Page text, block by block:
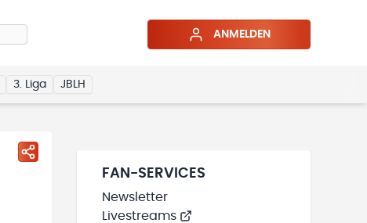
ANMELDEN
3. Liga JBLH
FAN-SERVICES
Newsletter
Livestreams